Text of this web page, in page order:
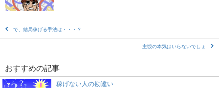
で、結局稼げる手法は・・・？
主観の本気はいらないでしょ
おすすめの記事
稼げない人の勘違い